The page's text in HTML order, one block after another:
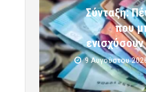
Σύνταξη:
που
9 Αυγούστου